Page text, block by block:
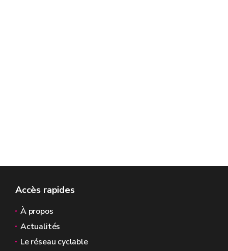
Accès rapides
À propos
Actualités
Le réseau cyclable